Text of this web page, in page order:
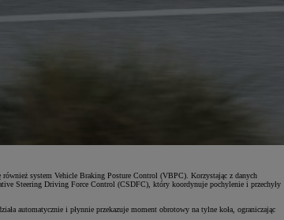
również system Vehicle Braking Posture Control (VBPC). Korzystając z danych
Steering Driving Force Control (CSDFC), który koordynuje pochylenie i przechyły
automatycznie i płynnie przekazuje moment obrotowy na tylne koła, ograniczając